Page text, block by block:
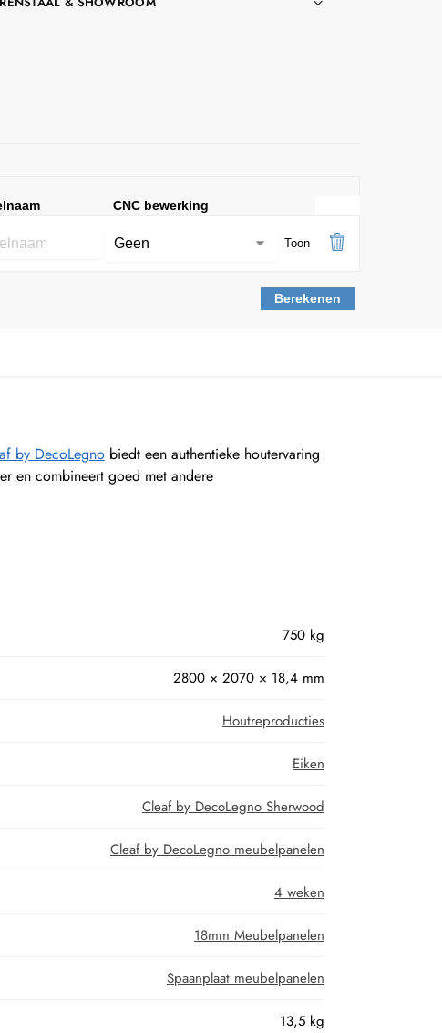
CNC bewerking
Toon
Berekenen
by DecoLegnobiedt een authentieke houtervaring
en combineert goed met andere
750 kg
2800 × 2070 × 18,4 mm
Houtreproducties
Eiken
Cleaf by DecoLegno Sherwood
Cleaf by DecoLegno meubelpanelen
4 weken
18mm Meubelpanelen
Spaanplaat meubelpanelen
13,5 kg